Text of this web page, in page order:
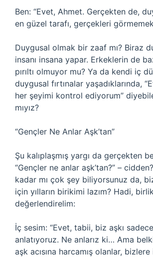
Ben: “Evet, Ahmet. Gerçekten de,
en güzel tarafı, gerçekleri
Duygusal olmak bir zaaf mı? Biraz
insanı insana yapar. Erkeklerin de
pırıltı olmuyor mu? Ya da kendi iç
duygusal fırtınalar yaşadıklarında,
her şeyimi kontrol ediyorum”
mıyız?
“Gençler Ne Anlar Aşk’tan”
Şu kalıplaşmış yargı da gerçekten
“Gençler ne anlar aşk’tan?” –
kadar mı çok şey biliyorsunuz da,
için yılların birikimi lazım? Hadi,
değerlendirelim:
İç sesim: “Evet, tabii, biz aşkı sadece
anlatıyoruz. Ne anlarız ki… Ama belki
aşk acısına harcamış olanlar,